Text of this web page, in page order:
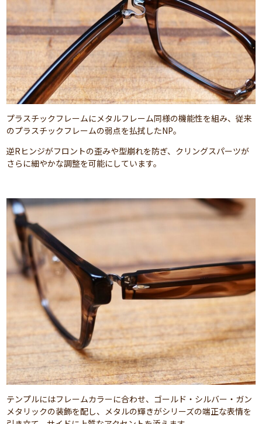
プラスチックフレームにメタルフレーム同様の機能性を組み、従来
のプラスチックフレームの弱点を払拭したNP。
逆Rヒンジがフロントの歪みや型崩れを防ぎ、クリングスパーツが
さらに細やかな調整を可能にしています。
テンプルにはフレームカラーに合わせ、ゴールド・シルバー・ガン
メタリックの装飾を配し、メタルの輝きがシリーズの端正な表情を